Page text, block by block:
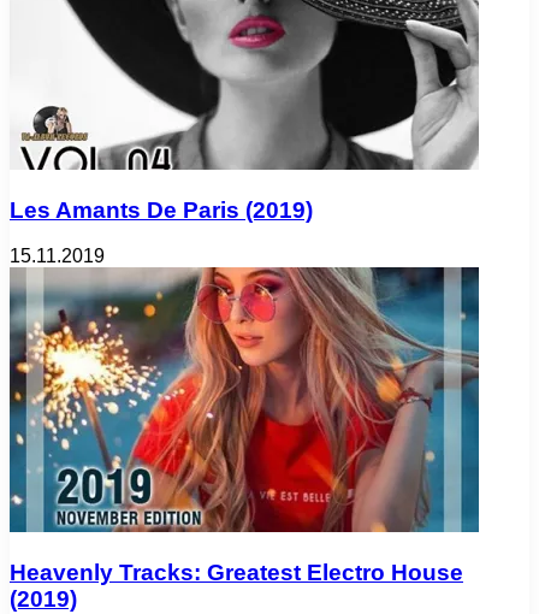
Les Amants De Paris (2019)
15.11.2019
Heavenly Tracks: Greatest Electro House
(2019)